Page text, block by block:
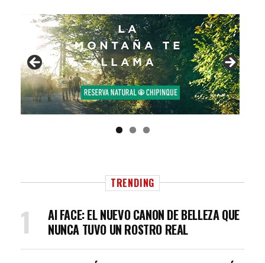
TRENDING
AI FACE: EL NUEVO CANON DE BELLEZA QUE
NUNCA TUVO UN ROSTRO REAL